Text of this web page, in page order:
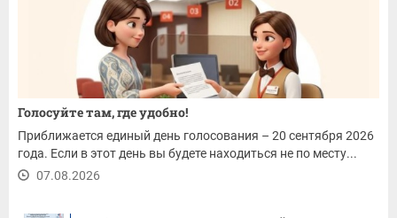
Голосуйте там, где удобно!
Приближается единый день голосования – 20 сентября 2026
года. Если в этот день вы будете находиться не по месту...
07.08.2026